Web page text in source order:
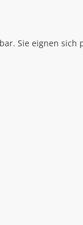
Sie eignen